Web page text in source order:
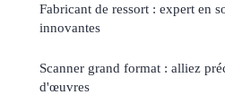
Fabricant de ressort : expert en
innovantes
Scanner grand format : alliez
d'œuvres